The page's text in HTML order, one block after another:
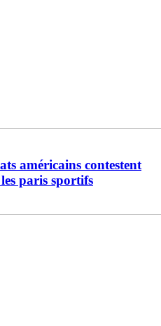
américains contestent
paris sportifs